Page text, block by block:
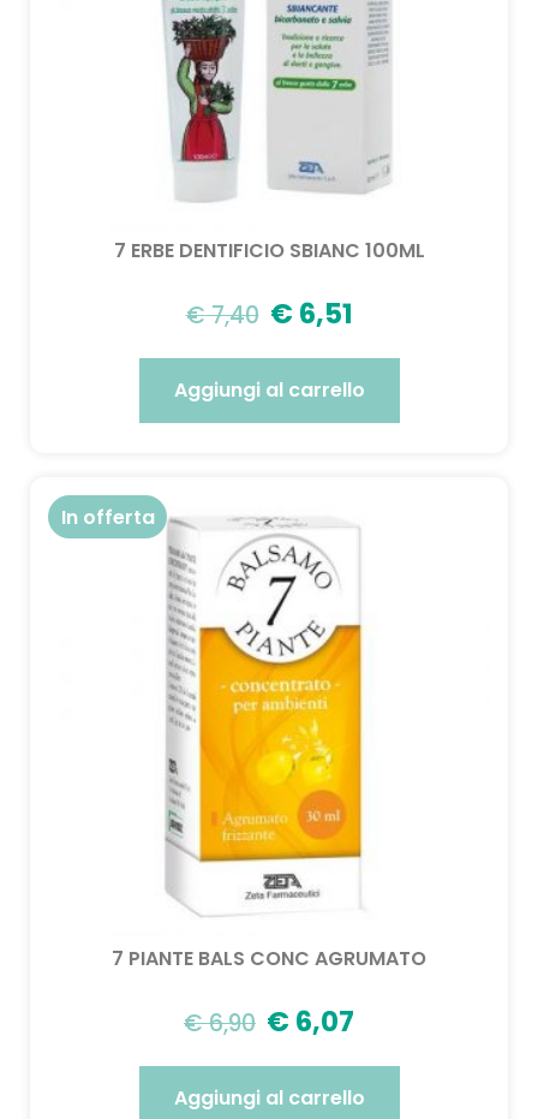
7 ERBE DENTIFICIO SBIANC 100ML
€7,40 € 6,51
Aggiungi al carrello
In offerta
7 PIANTE BALS CONC AGRUMATO
€6,90 € 6,07
Aggiungi al carrello